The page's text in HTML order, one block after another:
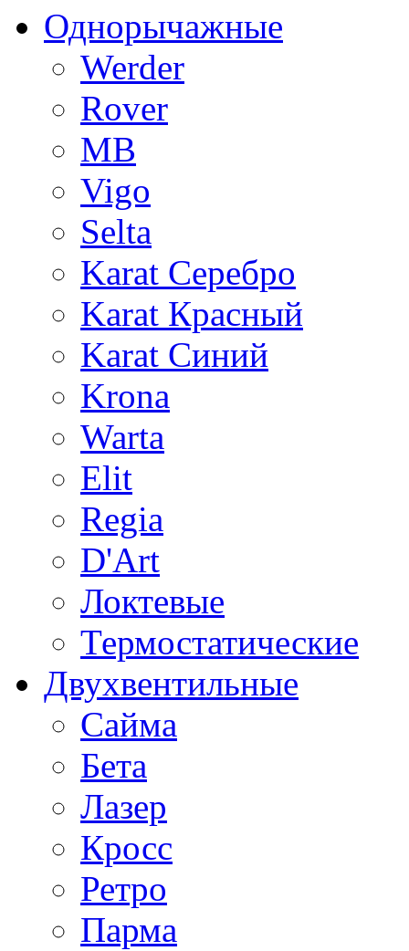
Однорычажные
Werder
Rover
MB
Vigo
Selta
Karat Серебро
Karat Красный
Karat Синий
Krona
Warta
Elit
Regia
D'Art
Локтевые
Термостатические
Двухвентильные
Сайма
Бета
Лазер
Кросс
Ретро
Парма